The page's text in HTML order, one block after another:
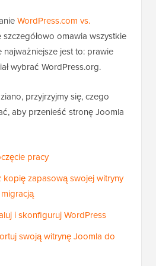
WordPress.com vs.
szczegółowo omawia wszystkie
najważniejsze jest to: prawie
wybrać WordPress.org.
przyjrzyjmy się, czego
aby przenieść stronę Joomla
pracy
kopię zapasową swojej witryny
i skonfiguruj WordPress
swoją witrynę Joomla do